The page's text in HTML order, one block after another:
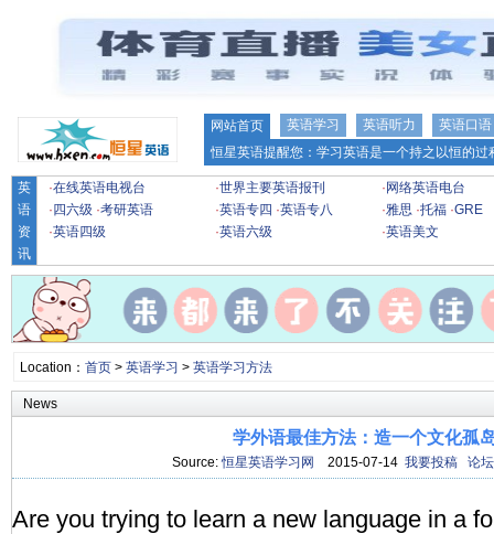
网站首页 英语学习 英语听力
英语口语
恒星英语提醒您：学习英语是一个持之以恒的
英
语
资
讯
·在线英语电视台 ·世界主要英语报刊 · 网络英语电台
· 四六级 ·考研英语 ·英语专四 ·英语专八 ·雅思 ·托福 ·GRE
·英语四级 ·英语六级 ·英语美文
Location： 首页> 英语学习 > 英语学习方法
News
学外语最佳方法：造一个文化孤
Source:恒星英语学习网 2015-07-14 我要投稿 论坛
Are you trying to learn a new language in a